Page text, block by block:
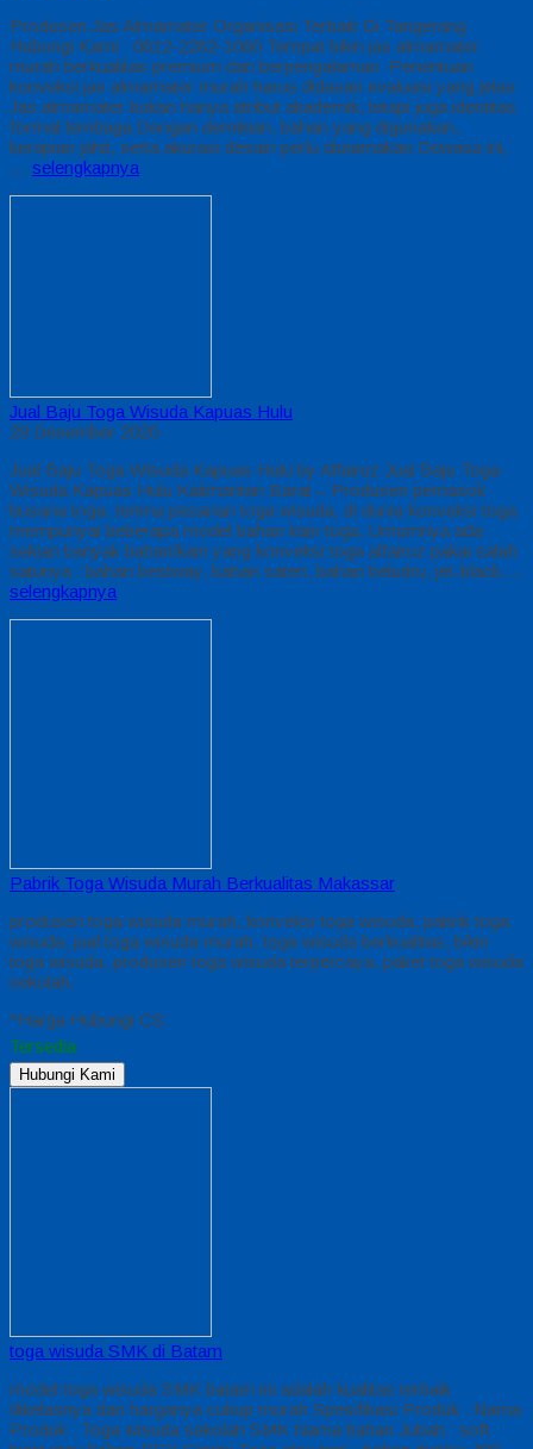
Produsen Jas Almamater Organisasi Terbaik Di Tangerang
Hubungi Kami : 0812-2282-1060 Tempat bikin jas almamater
murah berkualitas premium dan berpengalaman Penentuan
konveksi jas almamater murah harus didasari evaluasi yang jelas
Jas almamater bukan hanya atribut akademik, tetapi juga identitas
formal lembaga Dengan demikian, bahan yang digunakan,
kerapian jahit, serta akurasi desain perlu diutamakan Dewasa ini,
… selengkapnya
Jual Baju Toga Wisuda Kapuas Hulu
29 Desember 2020
Jual Baju Toga Wisuda Kapuas Hulu by Alfairuz Jual Baju Toga
Wisuda Kapuas Hulu Kalimantan Barat – Produsen pemasok
busana toga. terima pesanan toga wisuda, di dunia konveksi toga
mempunyai beberapa model bahan kain toga. Umumnya ada
sekian banyak bahan/kain yang konveksi toga alfairuz pakai salah
satunya : bahan bestway, bahan saten, bahan beludru, jet-black….
selengkapnya
Pabrik Toga Wisuda Murah Berkualitas Makassar
produsen toga wisuda murah, konveksi toga wisuda, pabrik toga
wisuda, jual toga wisuda murah, toga wisuda berkualitas, bikin
toga wisuda, produsen toga wisuda terpercaya, paket toga wisuda
sekolah.
*Harga Hubungi CS
Tersedia
Hubungi Kami
toga wisuda SMK di Batam
model toga wisuda SMK batam ini adalah kualitas terbaik
dikelasnya dan harganya cukup murah Spesifikasi Produk : Nama
Produk : Toga wisuda sekolah SMK Nama bahan Jubah : soft